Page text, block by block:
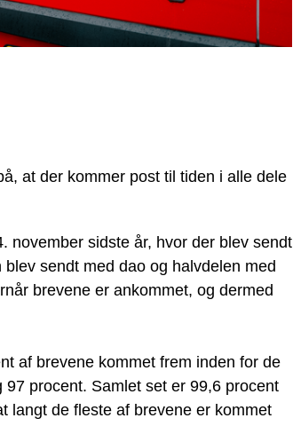
at der kommer post til tiden i alle dele
november sidste år, hvor der blev sendt
sendt med dao og halvdelen med
brevene er ankommet, og dermed
af brevene kommet frem inden for de
procent. Samlet set er 99,6 procent
langt de fleste af brevene er kommet